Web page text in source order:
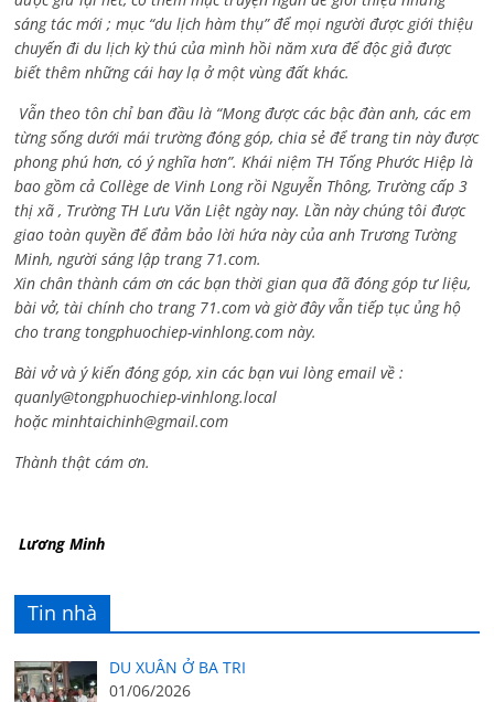
sáng tác mới ; mục “du lịch hàm thụ” để mọi người được giới thiệu
chuyến đi du lịch kỳ thú của mình hồi năm xưa để độc giả được
biết thêm những cái hay lạ ở một vùng đất khác.
Vẫn theo tôn chỉ ban đầu là “Mong được các bậc đàn anh, các em
từng sống dưới mái trường đóng góp, chia sẻ để trang tin này được
phong phú hơn, có ý nghĩa hơn”. Khái niệm TH Tống Phước Hiệp là
bao gồm cả Collège de Vinh Long rồi Nguyễn Thông, Trường cấp 3
thị xã , Trường TH Lưu Văn Liệt ngày nay. Lần này chúng tôi được
giao toàn quyền để đảm bảo lời hứa này của anh Trương Tường
Minh, người sáng lập trang 71.com.
Xin chân thành cám ơn các bạn thời gian qua đã đóng góp tư liệu,
bài vở, tài chính cho trang 71.com và giờ đây vẫn tiếp tục ủng hộ
cho trang tongphuochiep-vinhlong.com này.
Bài vở và ý kiến đóng góp, xin các bạn vui lòng email về :
quanly@tongphuochiep-vinhlong.local
hoặcminhtaichinh@gmail.com
Thành thật cám ơn.
Lương Minh
Tin nhà
DU XUÂN Ở BA TRI
01/06/2026